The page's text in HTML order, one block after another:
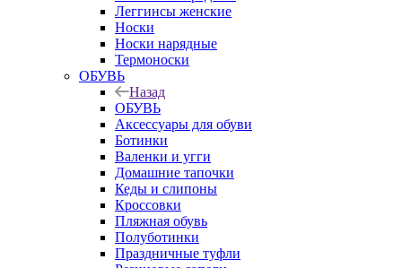
Леггинсы женские
Носки
Носки нарядные
Термоноски
ОБУВЬ
Назад
ОБУВЬ
Аксессуары для обуви
Ботинки
Валенки и угги
Домашние тапочки
Кеды и слипоны
Кроссовки
Пляжная обувь
Полуботинки
Праздничные туфли